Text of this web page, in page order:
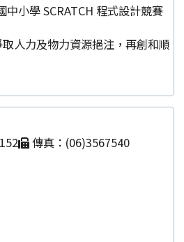
小學 SCRATCH 程式設計競賽
人力及物力資源挹注，再創和順
傳真：(06)3567540